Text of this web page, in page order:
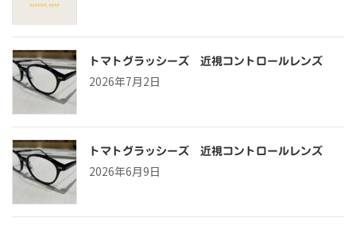
トマトグラッシーズ 近視コントロールレンズ
2026年7月2日
トマトグラッシーズ 近視コントロールレンズ
2026年6月9日